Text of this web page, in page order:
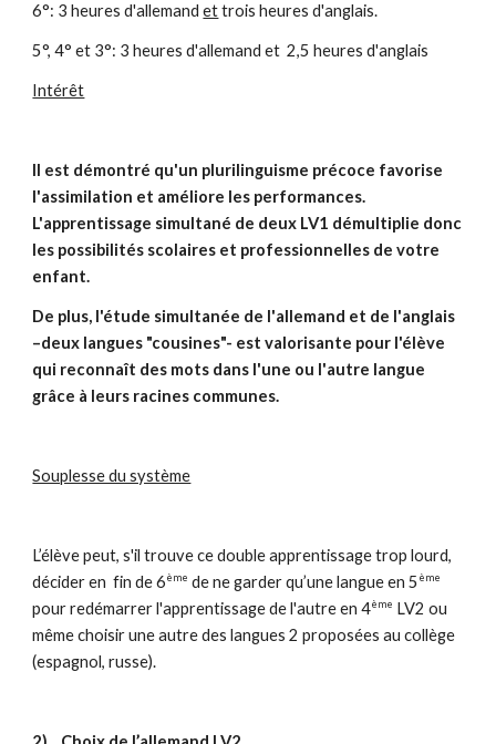
6°: 3 heures d'allemandettrois heures d'anglais.
5°, 4° et 3°: 3 heures d'allemand et 2,5 heures d'anglais
Intérêt
Il est démontré qu'un plurilinguisme précoce favorise
l'assimilation et améliore les performances.
L'apprentissage simultané de deux LV1 démultiplie donc
les possibilités scolaires et professionnelles de votre
enfant.
De plus, l'étude simultanée de l'allemand et de l'anglais
–deux langues "cousines"- est valorisante pour l'élève
qui reconnaît des mots dans l'une ou l'autre langue
grâce à leurs racines communes.
Souplesse du système
L’élève peut, s'il trouve ce double apprentissage trop lourd,
décider en fin de 6ème de ne garder qu’une langue en 5ème
pour redémarrer l'apprentissage de l'autre en 4ème LV2 ou
même choisir une autre des langues 2 proposées au collège
(espagnol, russe).